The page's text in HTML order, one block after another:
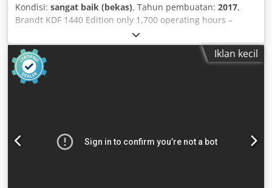
Kondisi: sangat baik (bekas), Tahun pembuatan: 2017,
Brandt KDF 1440 Edition only 1,700 operating hours –
excellent condition – can also be supplied with the XES 200
Autark pre-heating station (+ €4,500) OVERVIEW OF UNIT
CONFIGURATION: JOINTING MILLING UNIT: 2 x 2.2 kW 200
Hz GLUING UNIT: QA 65 N END TRIMMING UNIT,
BEVEL/STRAIGHT: 2 x 0.18 kW PNEUMATIC ADJUSTMENT
WD 60 (suitable for construction flooring) PNEUMATIC
TWO-POINT ADJUSTMENT FOR RADIUS/BEVEL MULTI-STAGE
Iklan kecil